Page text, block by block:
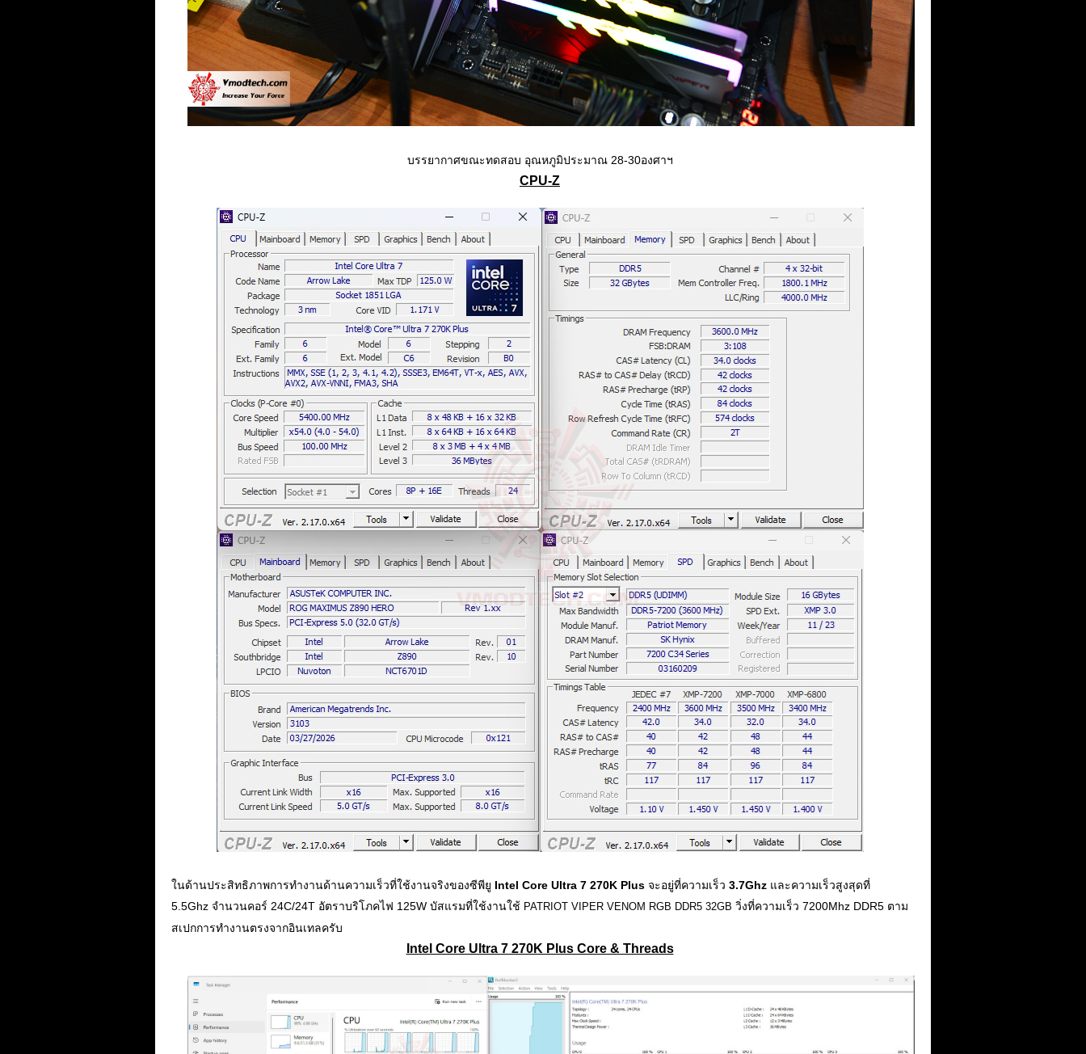
บรรยากาศขณะทดสอบ อุณหภูมิประมาณ 28-30องศาฯ
CPU-Z
ในด้านประสิทธิภาพการทำงานด้านความเร็วที่ใช้งานจริงของซีพียู Intel Core Ultra 7 270K Plus จะอยู่ที่ความเร็ว 3.7Ghz และความเร็วสูงสุดที่
5.5Ghz จำนวนคอร์ 24C/24T อัตราบริโภคไฟ 125W บัสแรมที่ใช้งานใช้ PATRIOT VIPER VENOM RGB DDR5 32GB วิ่งที่ความเร็ว 7200Mhz DDR5 ตาม
สเปกการทำงานตรงจากอินเทลครับ
Intel Core Ultra 7 270K Plus Core & Threads